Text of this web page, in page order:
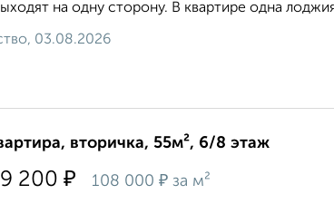
на одну сторону. В квартире одна
03.08.2026
вторичка, 55м², 6/8 этаж
200 ₽ 108 000 ₽ за м²